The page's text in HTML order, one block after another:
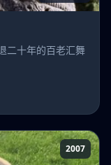
二十年的百老汇舞
2007